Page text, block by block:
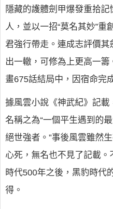
隱藏的護體劍甲爆發重拾
人，並以一招“莫名其妙”
君強行帶走。連成志評價其
出一轍，可修為上更高一
畫675話結局中，因宿命完
據風雲小說《神武紀》記
名稱之為“一個平生遇到的
絕世強者。”事後風雲雖然
心死，無名也不見了記載。
時代500年之後，黑豹時代
得。